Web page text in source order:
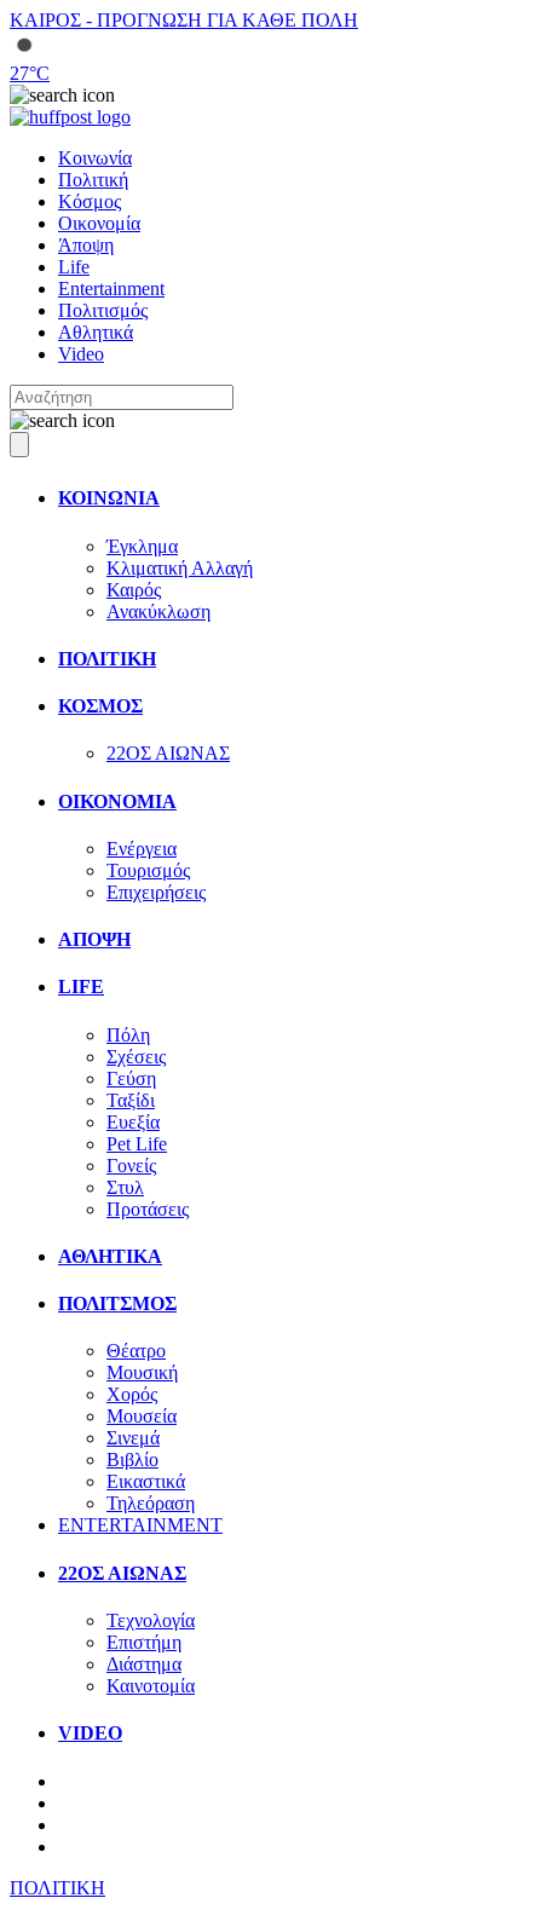
ΚΑΙΡΟΣ - ΠΡΟΓΝΩΣΗ ΓΙΑ ΚΑΘΕ ΠΟΛΗ
27°C
Κοινωνία
Πολιτική
Κόσμος
Οικονομία
Άποψη
Life
Entertainment
Πολιτισμός
Αθλητικά
Video
ΚΟΙΝΩΝΙΑ
Έγκλημα
Κλιματική Αλλαγή
Καιρός
Ανακύκλωση
ΠΟΛΙΤΙΚΗ
ΚΟΣΜΟΣ
22ΟΣ ΑΙΩΝΑΣ
ΟΙΚΟΝΟΜΙΑ
Ενέργεια
Τουρισμός
Επιχειρήσεις
ΑΠΟΨΗ
LIFE
Πόλη
Σχέσεις
Γεύση
Ταξίδι
Ευεξία
Pet Life
Γονείς
Στυλ
Προτάσεις
ΑΘΛΗΤΙΚΑ
ΠΟΛΙΤΣΜΟΣ
Θέατρο
Μουσική
Χορός
Μουσεία
Σινεμά
Βιβλίο
Εικαστικά
Τηλεόραση
ENTERTAINMENT
22ΟΣ ΑΙΩΝΑΣ
Τεχνολογία
Επιστήμη
Διάστημα
Καινοτομία
VIDEO
ΠΟΛΙΤΙΚΗ